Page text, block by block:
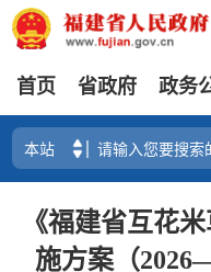
首页 省政府 政务
《福建省互花
施方案（